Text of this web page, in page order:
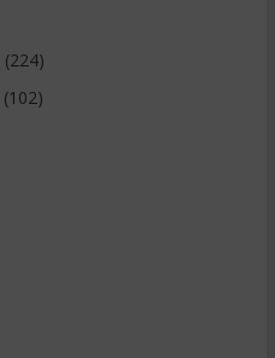
(224)
(102)